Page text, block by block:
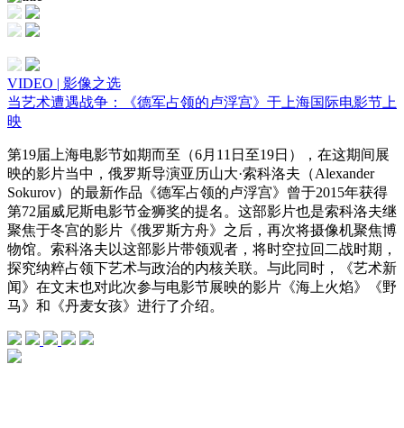
VIDEO | 影像之选
当艺术遭遇战争：《德军占领的卢浮宫》于上海国际电影节上
映
第19届上海电影节如期而至（6月11日至19日），在这期间展
映的影片当中，俄罗斯导演亚历山大·索科洛夫（Alexander
Sokurov）的最新作品《德军占领的卢浮宫》曾于2015年获得
第72届威尼斯电影节金狮奖的提名。这部影片也是索科洛夫继
聚焦于冬宫的影片《俄罗斯方舟》之后，再次将摄像机聚焦博
物馆。索科洛夫以这部影片带领观者，将时空拉回二战时期，
探究纳粹占领下艺术与政治的内核关联。与此同时，《艺术新
闻》在文末也对此次参与电影节展映的影片《海上火焰》《野
马》和《丹麦女孩》进行了介绍。